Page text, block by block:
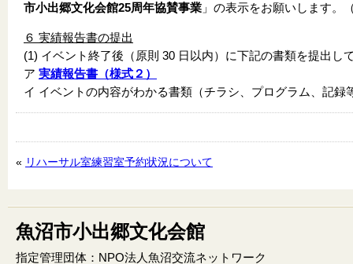
市小出郷文化会館25周年協賛事業 」の表示をお願いします。
６ 実績報告書の提出
(1) イベント終了後（原則 30 日以内）に下記の書類を提出し
ア 実績報告書（様式２）
イ イベントの内容がわかる書類（チラシ、プログラム、記録
« リハーサル室練習室予約状況について
魚沼市小出郷文化会館
指定管理団体：NPO法人魚沼交流ネットワーク